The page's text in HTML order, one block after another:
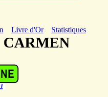
Livre d'Or Statistiques
CARMEN